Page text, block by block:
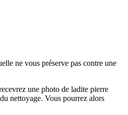
ne vous préserve pas contre une
une photo de ladite pierre
nettoyage. Vous pourrez alors